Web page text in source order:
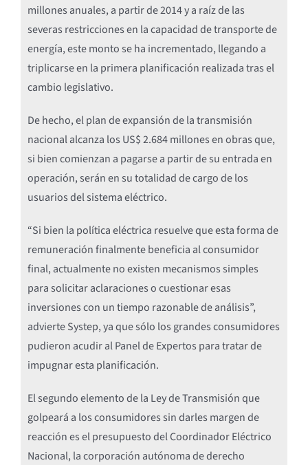
millones anuales, a partir de 2014 y a raíz de las
severas restricciones en la capacidad de transporte de
energía, este monto se ha incrementado, llegando a
triplicarse en la primera planificación realizada tras el
cambio legislativo.
De hecho, el plan de expansión de la transmisión
nacional alcanza los US$ 2.684 millones en obras que,
si bien comienzan a pagarse a partir de su entrada en
operación, serán en su totalidad de cargo de los
usuarios del sistema eléctrico.
“Si bien la política eléctrica resuelve que esta forma de
remuneración finalmente beneficia al consumidor
final, actualmente no existen mecanismos simples
para solicitar aclaraciones o cuestionar esas
inversiones con un tiempo razonable de análisis”,
advierte Systep, ya que sólo los grandes consumidores
pudieron acudir al Panel de Expertos para tratar de
impugnar esta planificación.
El segundo elemento de la Ley de Transmisión que
golpeará a los consumidores sin darles margen de
reacción es el presupuesto del Coordinador Eléctrico
Nacional, la corporación autónoma de derecho